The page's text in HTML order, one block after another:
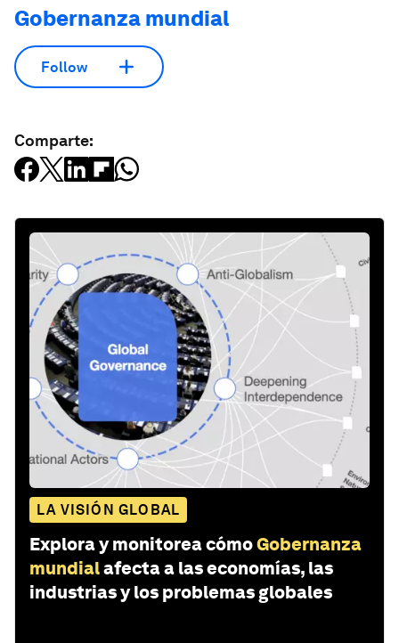
Gobernanza mundial
Follow
Comparte:
LA VISIÓN GLOBAL
Explora y monitorea cómoGobernanza
mundialafecta a las economías, las
industrias y los problemas globales